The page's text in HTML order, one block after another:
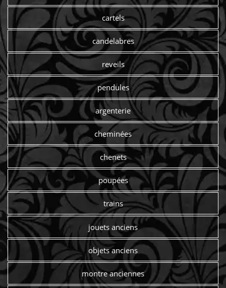
cartels
candelabres
reveils
pendules
argenterie
cheminées
chenets
poupées
trains
jouets anciens
objets anciens
montre anciennes